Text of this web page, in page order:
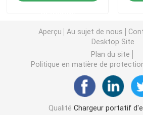
Adaptateurs de remplissage
Type - câble attaché par 2
Aperçu Au sujet de nous
Desktop Site
Plan du site
Politique en matière de
QualitéChargeur portatif